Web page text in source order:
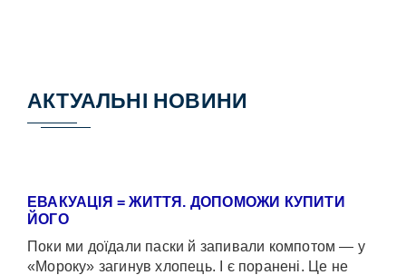
АКТУАЛЬНІ НОВИНИ
ЕВАКУАЦІЯ = ЖИТТЯ. ДОПОМОЖИ КУПИТИ
ЙОГО
Поки ми доїдали паски й запивали компотом — у
«Мороку» загинув хлопець. І є поранені. Це не